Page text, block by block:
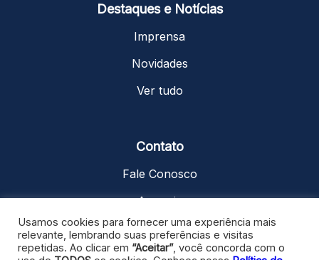
Destaques e Notícias
Imprensa
Novidades
Ver tudo
Contato
Fale Conosco
Anuncie
Trabalhe Conosco
Usamos cookies para fornecer uma experiência mais
relevante, lembrando suas preferências e visitas
repetidas. Ao clicar em “Aceitar”, você concorda com o